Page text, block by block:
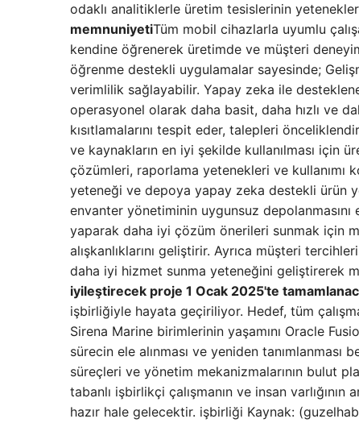
odaklı analitiklerle üretim tesislerinin
memnuniyetiTüm mobil cihazlarla uyumlu
kendine öğrenerek üretimde ve müşteri
öğrenme destekli uygulamalar sayesinde;
verimlilik sağlayabilir. Yapay zeka ile
operasyonel olarak daha basit, daha hızlı ve
kısıtlamalarını tespit eder, talepleri
ve kaynakların en iyi şekilde kullanılması için
çözümleri, raporlama yetenekleri ve kullanımı
yeteneği ve depoya yapay zeka destekli ürün
envanter yönetiminin uygunsuz depolanmasını
yaparak daha iyi çözüm önerileri sunmak için
alışkanlıklarını geliştirir. Ayrıca müşteri
daha iyi hizmet sunma yeteneğini geliştirerek
iyileştirecek proje 1 Ocak 2025'te
işbirliğiyle hayata geçiriliyor. Hedef, tüm
Sirena Marine birimlerinin yaşamını Oracle
sürecin ele alınması ve yeniden
süreçleri ve yönetim mekanizmalarının bulut
tabanlı işbirlikçi çalışmanın ve insan
hazır hale gelecektir. işbirliği Kaynak: